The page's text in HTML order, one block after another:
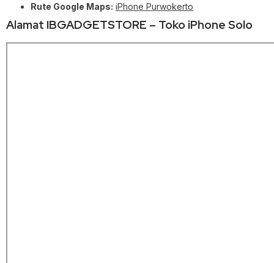
Rute Google Maps: iPhone Purwokerto
Alamat IBGADGETSTORE – Toko iPhone Solo